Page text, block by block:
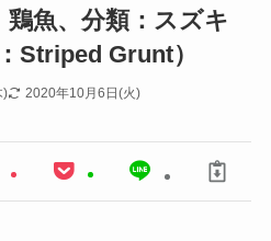
魚、分類：スズキ
Striped Grunt）
) 2020年10月6日(火)